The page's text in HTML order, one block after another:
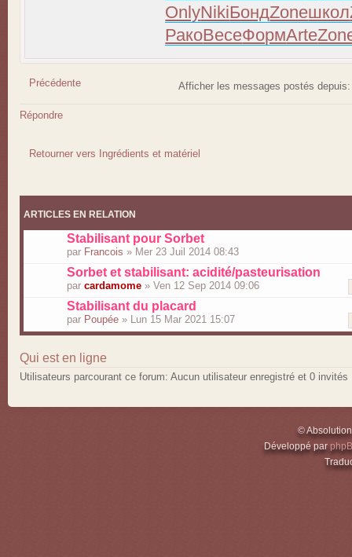
OnlyNikiБондZoneшкол
РакоВесеФормArte
Précédente Afficher les messages postés
Répondre
Retourner vers Ingrédients et matériel
ARTICLES EN RELATION
Stabilisant pour Sorbet
par Francois » Mer 23 Juil 2014 08:43
Sorbet et stabilisant: acidité/pasteurisation
par cardamome » Ven 12 Sep 2014 09:06
Stabilisant du placard
par Poupée » Lun 15 Mar 2021 15:07
Qui est en ligne
Utilisateurs parcourant ce forum: Aucun utilisateur enregistré et 0 invités
©
Développé par